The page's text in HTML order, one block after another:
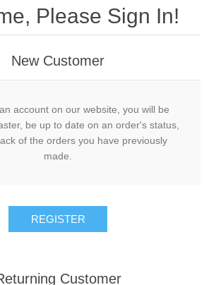
Please Sign In!
New Customer
account on our website, you will be
be up to date on an order's status,
of the orders you have previously
made.
REGISTER
Customer